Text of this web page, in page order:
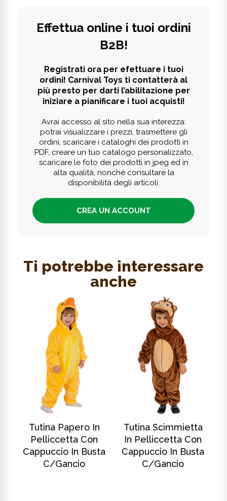
Effettua online i tuoi ordini
B2B!
Registrati ora per efettuare i tuoi
ordini! Carnival Toys ti contatterà al
più presto per darti l’abilitazione per
iniziare a pianificare i tuoi acquisti!
Avrai accesso al sito nella sua interezza:
potrai visualizzare i prezzi, trasmettere gli
ordini, scaricare i cataloghi dei prodotti in
PDF, creare un tuo catalogo personalizzato,
scaricare le foto dei prodotti in jpeg ed in
alta qualità, nonchè consultare la
disponibilità degli articoli.
CREA UN ACCOUNT
Ti potrebbe interessare
anche
Tutina Papero In
Pelliccetta Con
Cappuccio In Busta
C/gancio
Tutina Scimmietta
In Pelliccetta Con
Cappuccio In Busta
C/gancio